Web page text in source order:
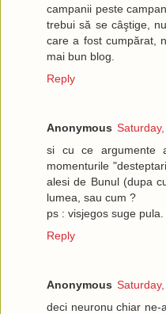
campanii peste
trebui să se câştige,
care a fost cumpărat,
mai bun blog.
Reply
Anonymous
si cu ce argumente
momenturile
alesi de Bunul (dupa
lumea, sau cum ?
ps : visjegos suge
Reply
Anonymous
deci neuronu chiar ne-